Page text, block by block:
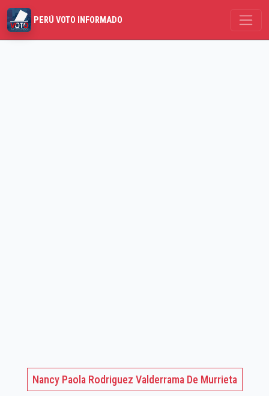
PERÚ VOTO INFORMADO
Nancy Paola Rodriguez Valderrama De Murrieta